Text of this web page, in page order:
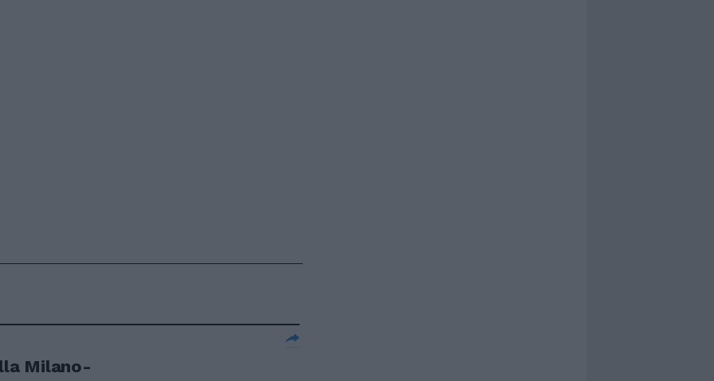
Milano-